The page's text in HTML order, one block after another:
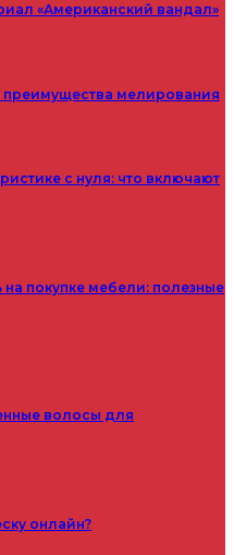
«Американский вандал»
мелирования
с нуля: что включают
на покупке мебели: полезные
волосы для
онлайн?